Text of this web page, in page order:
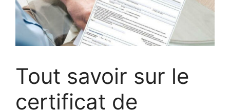
Tout savoir sur le
certificat de